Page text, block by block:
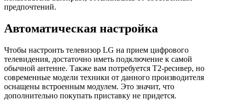
предпочтений.
Автоматическая настройка
Чтобы настроить телевизор LG на прием цифрового
телевидения, достаточно иметь подключение к самой
обычной антенне. Также вам потребуется Т2-ресивер, но
современные модели техники от данного производителя
оснащены встроенным модулем. Это значит, что
дополнительно покупать приставку не придется.